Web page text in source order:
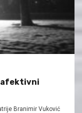
afektivni
Branimir Vuković